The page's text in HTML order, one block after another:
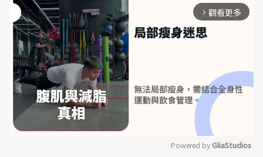
arrow_forward_ios 觀看更多
Powered by GliaStudios